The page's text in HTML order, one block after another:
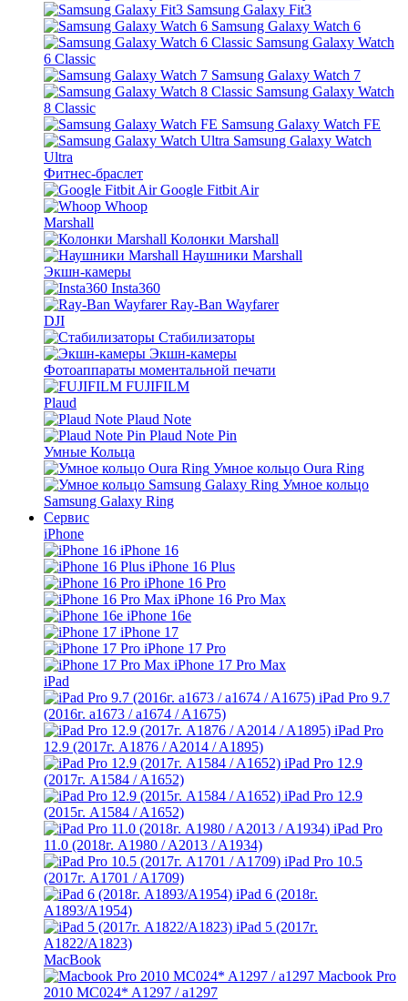
Samsung Galaxy Fit3
Samsung Galaxy Watch 6
Samsung Galaxy Watch
6 Classic
Samsung Galaxy Watch 7
Samsung Galaxy Watch
8 Classic
Samsung Galaxy Watch FE
Samsung Galaxy Watch
Ultra
Фитнес-браслет
Google Fitbit Air
Whoop
Marshall
Колонки Marshall
Наушники Marshall
Экшн-камеры
Insta360
Ray-Ban Wayfarer
DJI
Стабилизаторы
Экшн-камеры
Фотоаппараты моментальной печати
FUJIFILM
Plaud
Plaud Note
Plaud Note Pin
Умные Кольца
Умное кольцо Oura Ring
Умное кольцо
Samsung Galaxy Ring
Сервис
iPhone
iPhone 16
iPhone 16 Plus
iPhone 16 Pro
iPhone 16 Pro Max
iPhone 16e
iPhone 17
iPhone 17 Pro
iPhone 17 Pro Max
iPad
iPad Pro 9.7
(2016г. a1673 / a1674 / A1675)
iPad Pro
12.9 (2017г. A1876 / A2014 / A1895)
iPad Pro 12.9
(2017г. A1584 / A1652)
iPad Pro 12.9
(2015г. A1584 / A1652)
iPad Pro
11.0 (2018г. A1980 / A2013 / A1934)
iPad Pro 10.5
(2017г. A1701 / A1709)
iPad 6 (2018г.
A1893/A1954)
iPad 5 (2017г.
A1822/A1823)
MacBook
Macbook Pro
2010 MC024* A1297 / a1297